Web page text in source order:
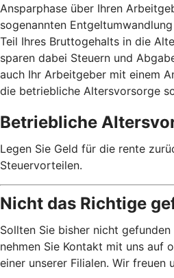
Ansparphase über Ihren
sogenannten
Teil Ihres Bruttogehalts in die
sparen dabei Steuern und
auch Ihr Arbeitgeber mit einem
die betriebliche Altersvorsorge
Betriebliche
Legen Sie Geld für die rente
Steuervorteilen.
Nicht das Richtige
Sollten Sie bisher nicht gefunden
nehmen Sie Kontakt mit uns auf
einer unserer Filialen. Wir freuen